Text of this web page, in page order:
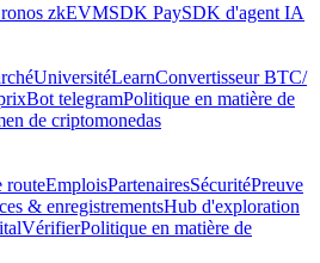
zkEVMSDK PaySDK d'agent IA
UniversitéLearnConvertisseur BTC/
Bot telegramPolitique en matière de
de criptomonedas
routeEmploisPartenairesSécuritéPreuve
& enregistrementsHub d'exploration
VérifierPolitique en matière de